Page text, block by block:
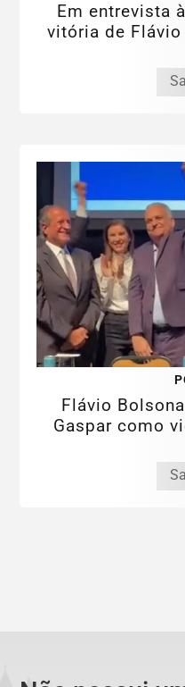
Em entrevista
vitória de
Flávio
Gaspar como